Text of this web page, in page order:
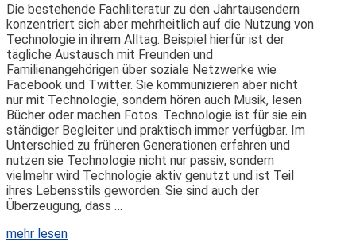
Die bestehende Fachliteratur zu den Jahrtausendern
konzentriert sich aber mehrheitlich auf die Nutzung von
Technologie in ihrem Alltag. Beispiel hierfür ist der
tägliche Austausch mit Freunden und
Familienangehörigen über soziale Netzwerke wie
Facebook und Twitter. Sie kommunizieren aber nicht
nur mit Technologie, sondern hören auch Musik, lesen
Bücher oder machen Fotos. Technologie ist für sie ein
ständiger Begleiter und praktisch immer verfügbar. Im
Unterschied zu früheren Generationen erfahren und
nutzen sie Technologie nicht nur passiv, sondern
vielmehr wird Technologie aktiv genutzt und ist Teil
ihres Lebensstils geworden. Sie sind auch der
Überzeugung, dass …
mehr lesen